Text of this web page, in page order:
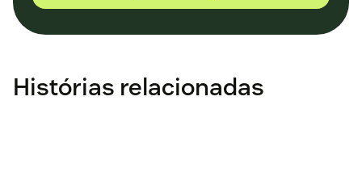
Histórias relacionadas